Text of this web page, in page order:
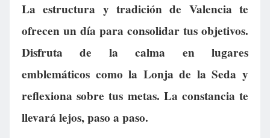
La estructura y tradición de Valencia te
ofrecen un día para consolidar tus objetivos.
Disfruta de la calma en lugares
emblemáticos como la Lonja de la Seda y
reflexiona sobre tus metas. La constancia te
llevará lejos, paso a paso.